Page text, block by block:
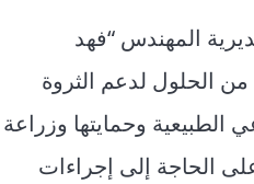
المهندس “فهد
الحلول لدعم الثروة
الطبيعية وحمايتها وزراعة
الحاجة إلى إجراءات